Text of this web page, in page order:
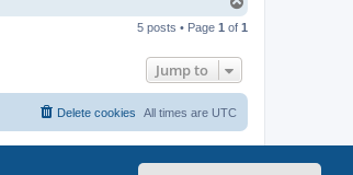
p
5 posts • Page 1 of 1
Jump to
All times are UTC
Delete cookies